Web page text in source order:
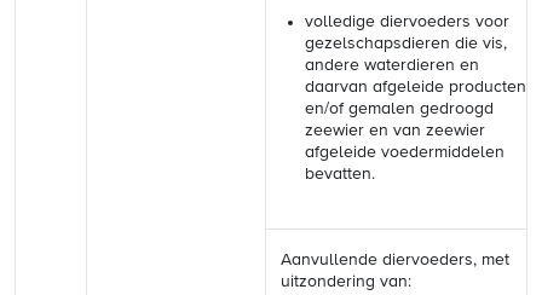
volledige diervoeders voor
gezelschapsdieren die vis,
andere waterdieren en
daarvan afgeleide producten
en/of gemalen gedroogd
zeewier en van zeewier
afgeleide voedermiddelen
bevatten.
Aanvullende diervoeders, met
uitzondering van: